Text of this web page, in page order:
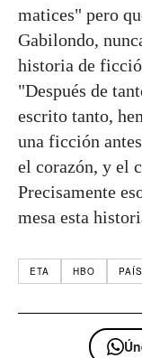
matices" pero
Gabilondo,
historia de
"Después de
escrito tanto,
una ficción
el corazón, y el
Precisamente
mesa esta
ETA HBO